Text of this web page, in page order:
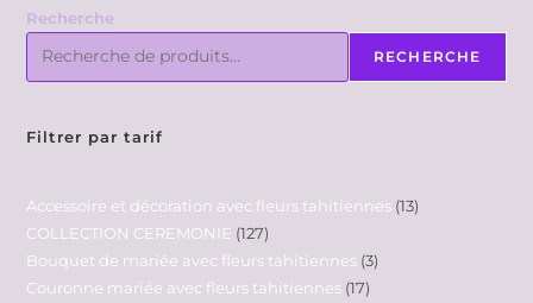
Recherche
RECHERCHE
Filtrer par tarif
Accessoire et décoration avec fleurs tahitiennes 13
COLLECTION CEREMONIE 127
Bouquet de mariée avec fleurs tahitiennes 3
Couronne mariée avec fleurs tahitiennes 17